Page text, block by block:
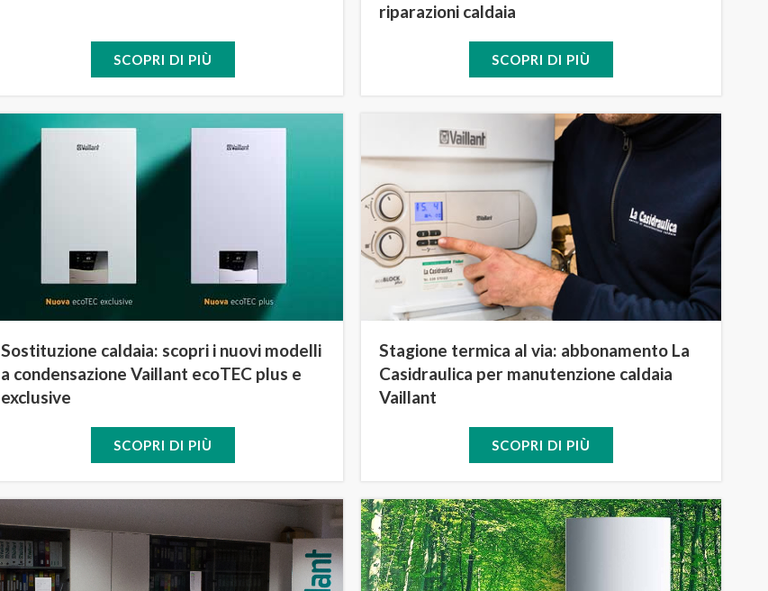
SCOPRI DI PIÙ
riparazioni caldaia
SCOPRI DI PIÙ
Sostituzione caldaia: scopri i nuovi modelli
a condensazione Vaillant ecoTEC plus e
exclusive
SCOPRI DI PIÙ
Stagione termica al via: abbonamento La
Casidraulica per manutenzione caldaia
Vaillant
SCOPRI DI PIÙ